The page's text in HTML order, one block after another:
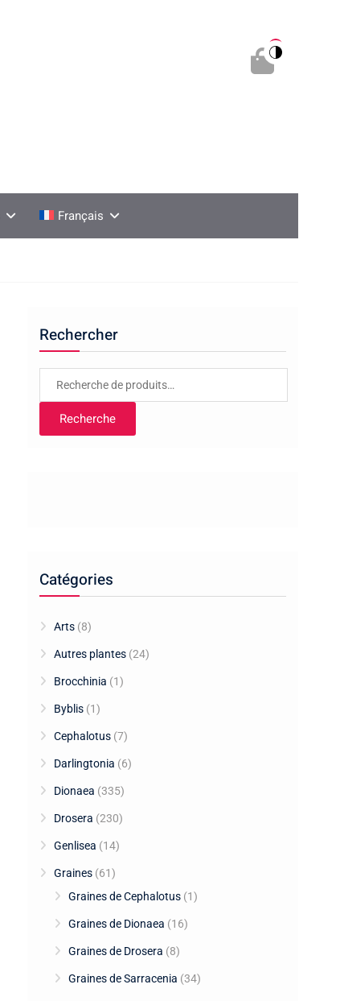
0
Français
Rechercher
Recherche
Catégories
Arts (8)
Autres plantes (24)
Brocchinia (1)
Byblis (1)
Cephalotus (7)
Darlingtonia (6)
Dionaea (335)
Drosera (230)
Genlisea (14)
Graines (61)
Graines de Cephalotus (1)
Graines de Dionaea (16)
Graines de Drosera (8)
Graines de Sarracenia (34)